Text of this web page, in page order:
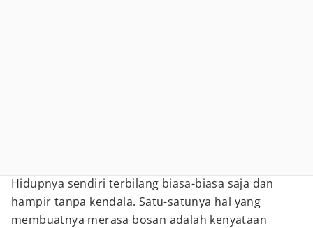
Hidupnya sendiri terbilang biasa-biasa saja dan
hampir tanpa kendala. Satu-satunya hal yang
membuatnya merasa bosan adalah kenyataan